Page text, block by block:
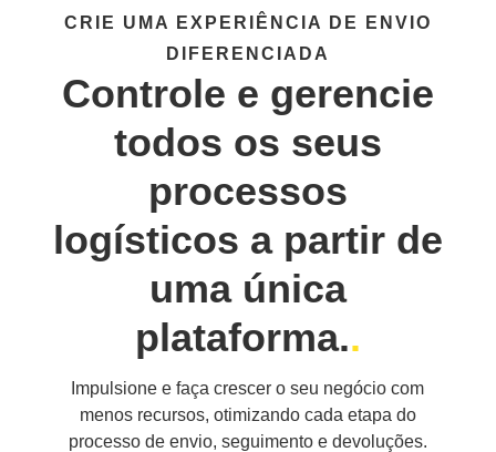
CRIE UMA EXPERIÊNCIA DE ENVIO
DIFERENCIADA
Controle e gerencie
todos os seus
processos
logísticos a partir de
uma única
plataforma.
Impulsione e faça crescer o seu negócio com
menos recursos, otimizando cada etapa do
processo de envio, seguimento e devoluções.